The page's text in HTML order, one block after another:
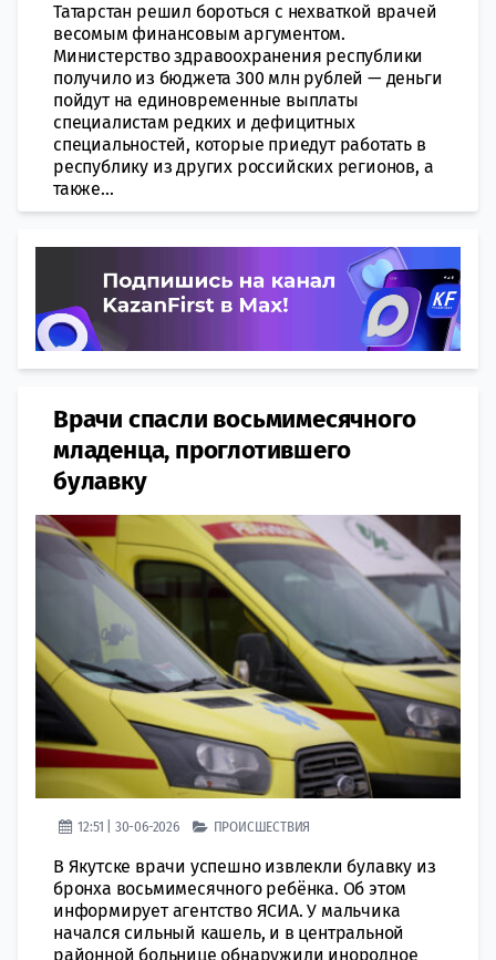
Татарстан решил бороться с нехваткой врачей
весомым финансовым аргументом.
Министерство здравоохранения республики
получило из бюджета 300 млн рублей — деньги
пойдут на единовременные выплаты
специалистам редких и дефицитных
специальностей, которые приедут работать в
республику из других российских регионов, а
также...
Врачи спасли восьмимесячного
младенца, проглотившего
булавку
12:51 | 30-06-2026 ПРОИСШЕСТВИЯ
В Якутске врачи успешно извлекли булавку из
бронха восьмимесячного ребёнка. Об этом
информирует агентство ЯСИА. У мальчика
начался сильный кашель, и в центральной
районной больнице обнаружили инородное